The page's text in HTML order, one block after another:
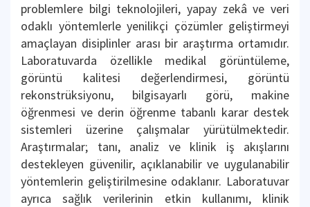
problemlere bilgi teknolojileri, yapay zekâ ve veri
odaklı yöntemlerle yenilikçi çözümler geliştirmeyi
amaçlayan disiplinler arası bir araştırma ortamıdır.
Laboratuvarda özellikle medikal görüntüleme,
görüntü kalitesi değerlendirmesi, görüntü
rekonstrüksiyonu, bilgisayarlı görü, makine
öğrenmesi ve derin öğrenme tabanlı karar destek
sistemleri üzerine çalışmalar yürütülmektedir.
Araştırmalar; tanı, analiz ve klinik iş akışlarını
destekleyen güvenilir, açıklanabilir ve uygulanabilir
yöntemlerin geliştirilmesine odaklanır. Laboratuvar
ayrıca sağlık verilerinin etkin kullanımı, klinik